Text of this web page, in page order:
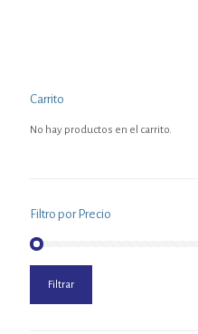
Carrito
No hay productos en el carrito.
Filtro por Precio
mínimo
máximo
Filtrar